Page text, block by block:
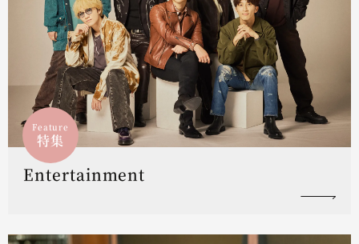
Feature
特集
Entertainment